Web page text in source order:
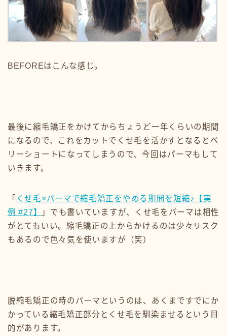
BEFOREはこんな感じ。
最後に縮毛矯正をかけてからちょうど一年くらいの期間
になるので、これをカットでくせ毛を活かすとなるとベ
リーショートになってしまうので、今回はパーマもして
いきます。
「 くせ毛×パーマで縮毛矯正をやめる期間を短縮♪【実
例 #27】
」でも書いていますが、くせ毛をパーマは相性
がとてもいい。縮毛矯正の上からかけるのは少々リスク
もあるので色々気を使いますが（笑）
脱縮毛矯正の時のパーマというのは、あくまですでにか
かっている縮毛矯正部分とくせ毛を馴染ませるという目
的があります。